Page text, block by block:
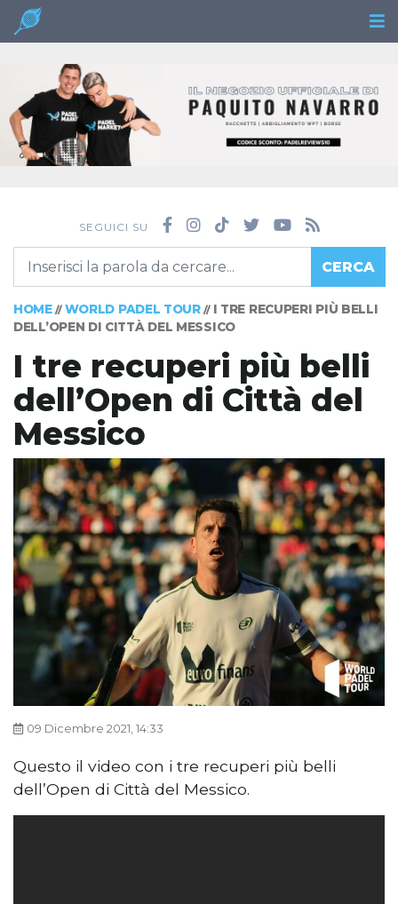
SEGUICI SU
CERCA
HOME// WORLD PADEL TOUR// I TRE RECUPERI PIÙ BELLI
DELL’OPEN DI CITTÀ DEL MESSICO
I tre recuperi più belli
dell’Open di Città del
Messico
09 Dicembre 2021, 14:33
Questo il video con i tre recuperi più belli
dell’Open di Città del Messico.